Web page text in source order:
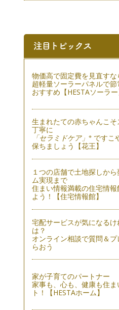
物価高で固定費を見直すな
超軽量ソーラーパネルで
おすすめ【HESTAソーラー
生まれたての赤ちゃんこ
丁寧に
「セラミドケア」 ※ですこ
保ちましょう【花王】
１つの店舗で土地探しか
ム実現まで
住まい情報満載の住宅情
よう！【住宅情報館】
宅配サービスが気になる
は？
オンライン相談で質問＆プ
らおう
家が子育てのパートナー
家事も、心も、健康も住ま
ト！【HESTAホーム】